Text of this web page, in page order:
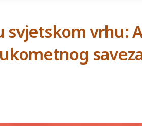
svjetskom vrhu: